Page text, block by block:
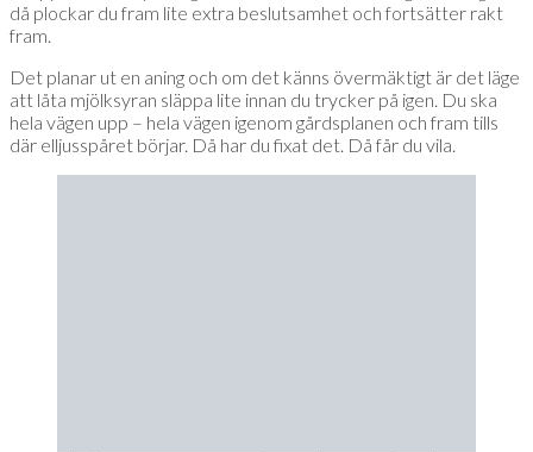
då plockar du fram lite extra beslutsamhet och fortsätter rakt
fram.
Det planar ut en aning och om det känns övermäktigt är det läge
att låta mjölksyran släppa lite innan du trycker på igen. Du ska
hela vägen upp – hela vägen igenom gårdsplanen och fram tills
där elljusspåret börjar. Då har du fixat det. Då får du vila.